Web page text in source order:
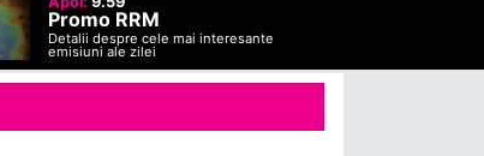
Promo RRM
Detalii despre cele mai interesante
emisiuni ale zilei